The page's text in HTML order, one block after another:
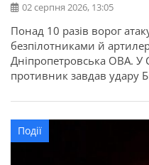
02 серпня 2026, 13:05
Понад 10 разів ворог
безпілотниками й
Дніпропетровська ОВА. У
противник завдав удару
Події